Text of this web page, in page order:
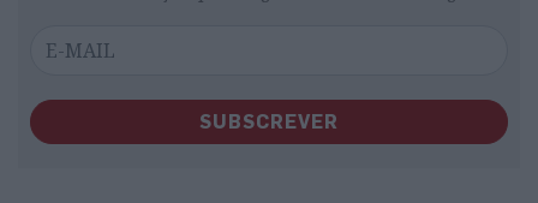
SUBSCREVER